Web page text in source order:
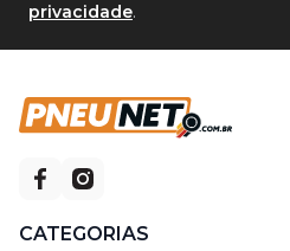
privacidade.
CATEGORIAS